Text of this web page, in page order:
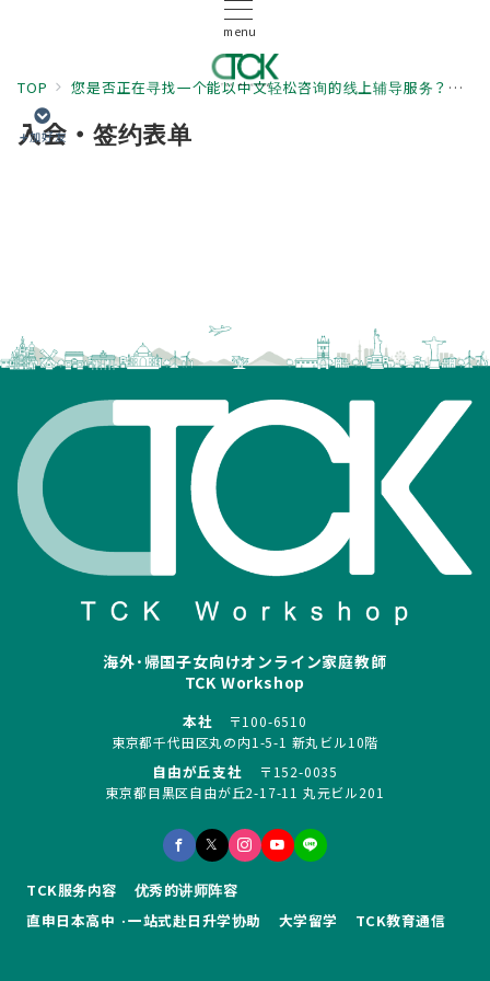
menu
➕加好友
TOP 您是否正在寻找一个能以中文轻松咨询的线上辅导服务？
入会・签约表单
海外･帰国子女向けオンライン家庭教師
TCK Workshop
本社
〒100-6510
東京都千代田区丸の内1-5-1 新丸ビル10階
自由が丘支社
〒152-0035
東京都目黒区自由が丘2-17-11 丸元ビル201
TCK服务内容
优秀的讲师阵容
直申日本高中 ·一站式赴日升学协助
大学留学 TCK教育通信